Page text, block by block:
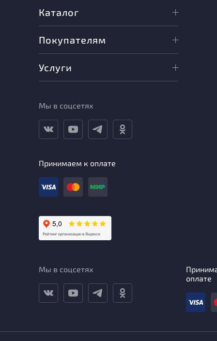
Каталог
Покупателям
Услуги
Мы в соцсетях
Принимаем к оплате
Мы в соцсетях
оплате